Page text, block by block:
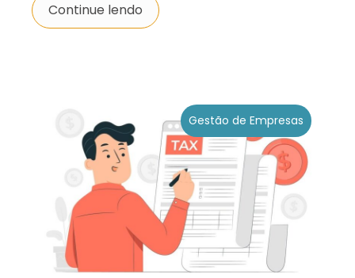
Continue lendo
Gestão de Empresas